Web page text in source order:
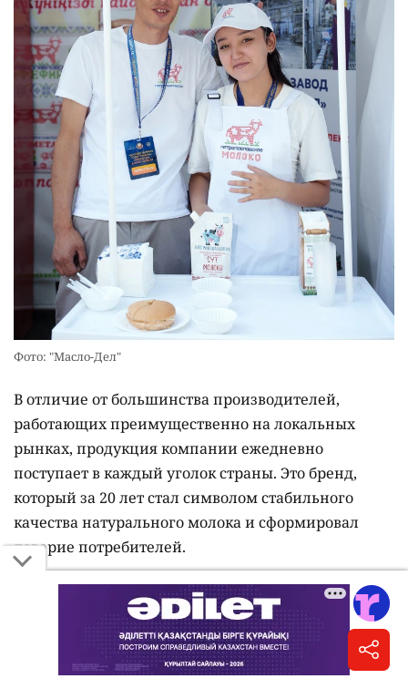
Фото: "Масло-Дел"
В отличие от большинства производителей,
работающих преимущественно на локальных
рынках, продукция компании ежедневно
поступает в каждый уголок страны. Это бренд,
который за 20 лет стал символом стабильного
качества натурального молока и сформировал
доверие потребителей.